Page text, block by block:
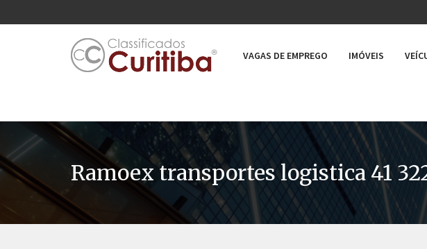
VAGAS DE EMPREGO IMÓVEIS
Ramoex transportes logistica 41